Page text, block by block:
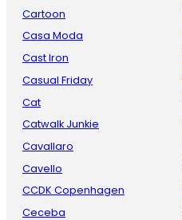
Cartoon
Casa Moda
Cast Iron
Casual Friday
Cat
Catwalk Junkie
Cavallaro
Cavello
CCDK Copenhagen
Ceceba